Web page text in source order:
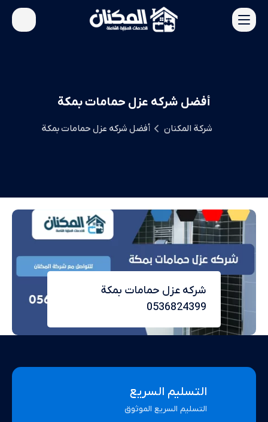
أفضل شركه عزل حمامات بمكة
شركة المكنان أفضل شركه عزل حمامات بمكة
شركه عزل حمامات بمكة
0536824399
التسليم السريع
التسليم السريع الموثوق